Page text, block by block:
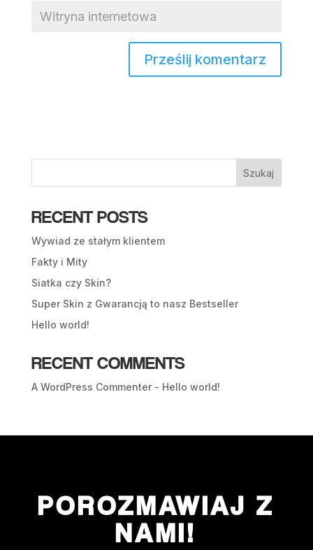
Szukaj
RECENT POSTS
Wywiad ze stałym klientem
Fakty i Mity
Siatka czy Skin?
Super Skin z Gwarancją to nasz Bestseller
Hello world!
RECENT COMMENTS
A WordPress Commenter- Hello world!
POROZMAWIAJ Z
NAMI!